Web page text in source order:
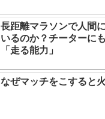
長距離マラソンで人間
いるのか？チーターに
「走る能力」
なぜマッチをこすると